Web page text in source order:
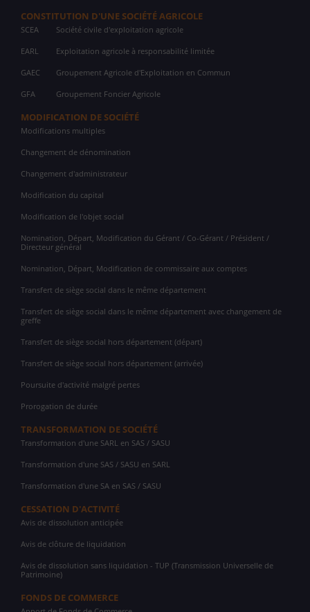
CONSTITUTION D'UNE SOCIÉTÉ AGRICOLE
SCEA Société civile d'exploitation agricole
EARL Exploitation agricole à responsabilité limitée
GAEC Groupement Agricole d'Exploitation en Commun
GFA Groupement Foncier Agricole
MODIFICATION DE SOCIÉTÉ
Modifications multiples
Changement de dénomination
Changement d'administrateur
Modification du capital
Modification de l'objet social
Nomination, Départ, Modification du Gérant / Co-Gérant / Président /
Directeur général
Nomination, Départ, Modification de commissaire aux comptes
Transfert de siège social dans le même département
Transfert de siège social dans le même département avec changement de
greffe
Transfert de siège social hors département (départ)
Transfert de siège social hors département (arrivée)
Poursuite d'activité malgré pertes
Prorogation de durée
TRANSFORMATION DE SOCIÉTÉ
Transformation d'une SARL en SAS / SASU
Transformation d'une SAS / SASU en SARL
Transformation d'une SA en SAS / SASU
CESSATION D'ACTIVITÉ
Avis de dissolution anticipée
Avis de clôture de liquidation
Avis de dissolution sans liquidation - TUP (Transmission Universelle de
Patrimoine)
FONDS DE COMMERCE